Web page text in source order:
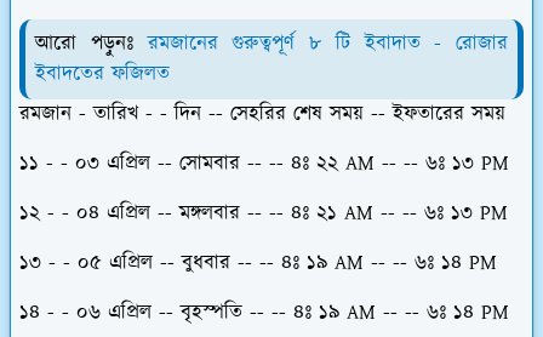
আরো পড়ুনঃরমজানের গুরুত্বপূর্ণ ৮ টি ইবাদাত - রোজার
ইবাদতের ফজিলত
রমজান - তারিখ - - দিন -- সেহরির শেষ সময় -- ইফতারের সময়
১১ - - ০৩ এপ্রিল -- সোমবার -- -- ৪ঃ ২২ AM -- -- ৬ঃ ১৩ PM
১২ - - ০৪ এপ্রিল -- মঙ্গলবার -- -- ৪ঃ ২১ AM -- -- ৬ঃ ১৩ PM
১৩ - - ০৫ এপ্রিল -- বুধবার -- -- ৪ঃ ১৯ AM -- -- ৬ঃ ১৪ PM
১৪ - - ০৬ এপ্রিল -- বৃহস্পতি -- -- ৪ঃ ১৯ AM -- -- ৬ঃ ১৪ PM